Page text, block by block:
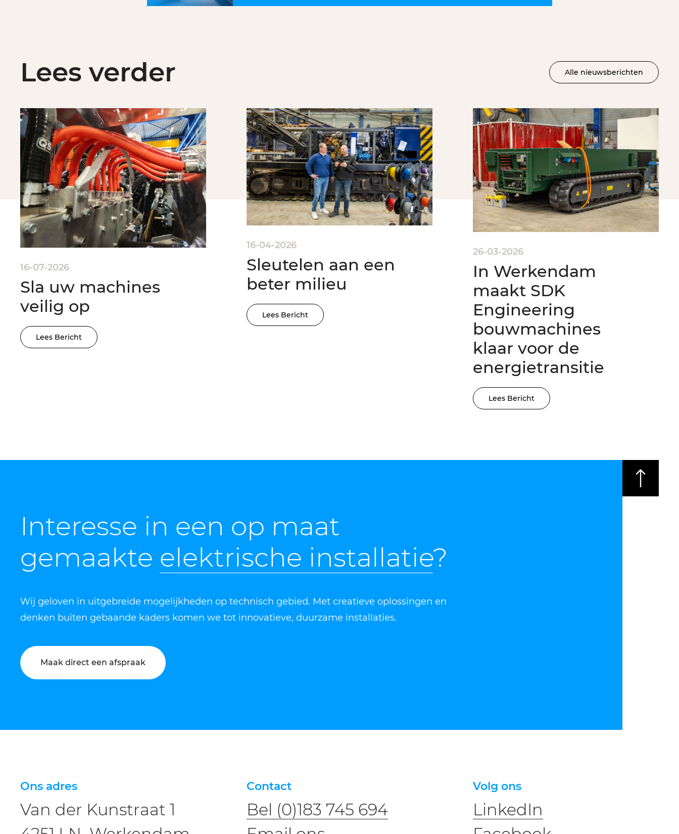
Lees verder Alle nieuwsberichten
16-07-2026
Sla uw machines
veilig op
Lees Bericht
16-04-2026
Sleutelen aan een
beter milieu
Lees Bericht
26-03-2026
In Werkendam
maakt SDK
Engineering
bouwmachines
klaar voor de
energietransitie
Lees Bericht
Interesse in een op maat
gemaakte elektrische installatie?
Wij geloven in uitgebreide mogelijkheden op technisch gebied. Met creatieve oplossingen en
denken buiten gebaande kaders komen we tot innovatieve, duurzame installaties.
Maak direct een afspraak
Ons adres
Van der Kunstraat 1
Contact
Bel (0)183 745 694
Volg ons
LinkedIn